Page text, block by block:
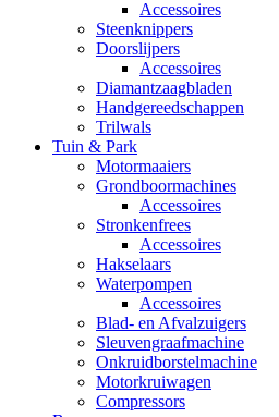
Accessoires
Steenknippers
Doorslijpers
Accessoires
Diamantzaagbladen
Handgereedschappen
Trilwals
Tuin & Park
Motormaaiers
Grondboormachines
Accessoires
Stronkenfrees
Accessoires
Hakselaars
Waterpompen
Accessoires
Blad- en Afvalzuigers
Sleuvengraafmachine
Onkruidborstelmachine
Motorkruiwagen
Compressors